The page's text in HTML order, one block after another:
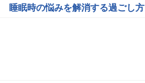
睡眠時の悩みを解消する過ごし方